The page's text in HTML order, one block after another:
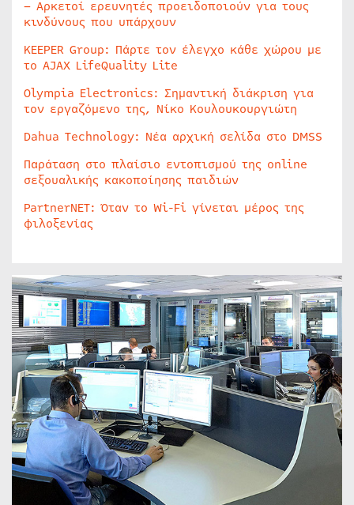
– Αρκετοί ερευνητές προειδοποιούν για τους
κινδύνους που υπάρχουν
KEEPER Group: Πάρτε τον έλεγχο κάθε χώρου με
το AJAX LifeQuality Lite
Olympia Electronics: Σημαντική διάκριση για
τον εργαζόμενο της, Νίκο Κουλουκουργιώτη
Dahua Technology: Νέα αρχική σελίδα στο DMSS
Παράταση στο πλαίσιο εντοπισμού της online
σεξουαλικής κακοποίησης παιδιών
PartnerNET: Όταν το Wi-Fi γίνεται μέρος της
φιλοξενίας